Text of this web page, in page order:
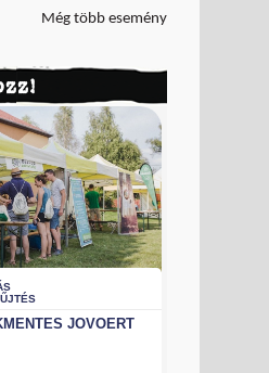
Még több esemény